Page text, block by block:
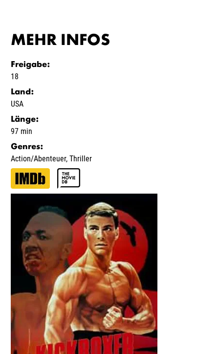
MEHR INFOS
Freigabe:
18
Land :
USA
Länge:
97 min
Genres:
Action/Abenteuer,Thriller